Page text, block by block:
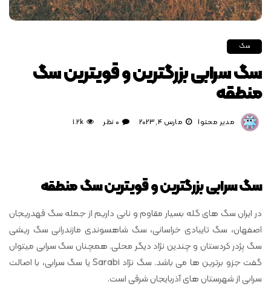
سگ
سگ سرابی بزرگترین و قویترین سگ
منطقه
مدیر محتوا مارس 4, 2023 0 نظر 1.2k
سگ سرابی بزرگترین و قویترین سگ منطقه
در ایران سگ های گله بسیار مقاوم و نابی داریم از جمله سگ قهدریجان
اصفهان، سگ تایبادی خراسانی، سگ شاهسوندی مازندرانی سگ ریشی
سگ پژدر کردستان و چندین نژاد دیگر محلی. همچنان سگ سرابی میتوان
گفت جزو برترین ها می باشد. سگ نژاد Sarabi یا سگ سرابی، با اصالت
سرابی از شهرستان های آذربایجان شرقی است.